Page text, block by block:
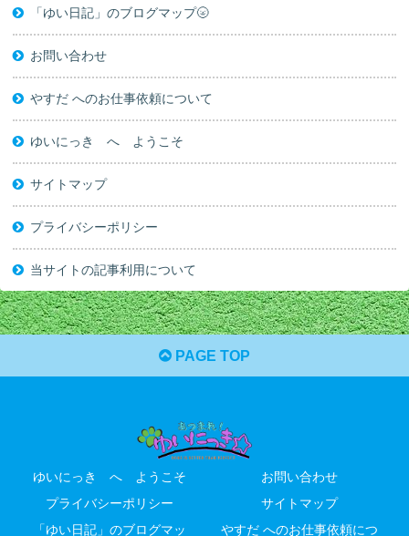
「ゆい日記」のブログマップ🌝
お問い合わせ
やすだ へのお仕事依頼について
ゆいにっき へ ようこそ
サイトマップ
プライバシーポリシー
当サイトの記事利用について
PAGE TOP
ゆいにっき へ ようこそ
お問い合わせ
プライバシーポリシー
サイトマップ
「ゆい日記」のブログマッ
やすだ へのお仕事依頼につ